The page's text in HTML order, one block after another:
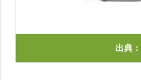
出典：